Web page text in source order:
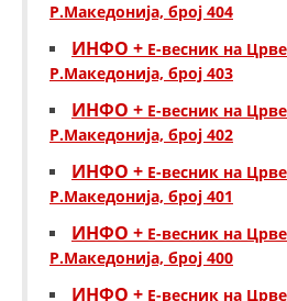
Р.Македонија, број 404
ИНФО + Е-весник на
Р.Македонија, број 403
ИНФО + Е-весник на
Р.Македонија, број 402
ИНФО + Е-весник на
Р.Македонија, број 401
ИНФО + Е-весник на
Р.Македонија, број 400
ИНФО + Е-весник на